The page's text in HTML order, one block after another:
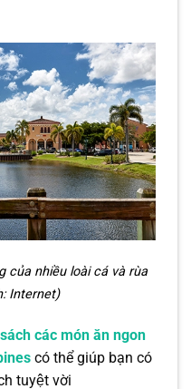
của nhiều loài cá và rùa
Internet)
các món ăn ngon
có thể giúp bạn có
tuyệt vời